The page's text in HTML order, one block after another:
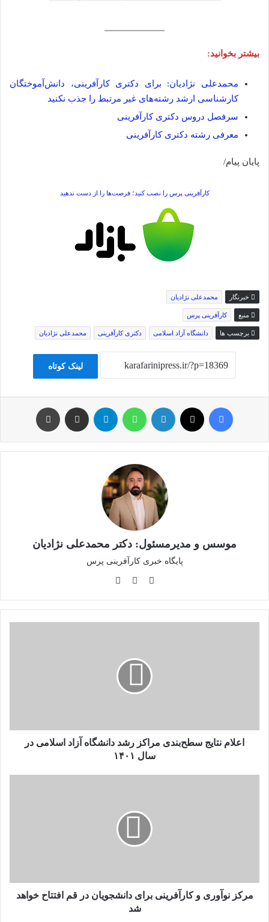
بیشتر بخوانید:
­­­­­محمدعلی نژادیان: برای دکتری کارآفرینی، دانش‌آموختگان
کارشناسی ارشد رشته‌های غیر مرتبط را جذب نکنید
سرفصل دروس دکتری کارآفرینی
معرفی رشته دکتری کارآفرینی
پایان پیام/
کارآفرینی پرس را نصب کنید؛ فرصت‌ها را از دست ندهید
خبرنگار محمدعلی نژادیان
منبع کارآفرینی پرس
برچسب ها دانشگاه آزاد اسلامی دکتری کارآفرینی محمدعلی نژادیان
لینک کوتاه
فیس بوک لینکدین تلگرام اشتراک گذاری از طریق ایمیل
موسس و مدیرمسئول: دکتر محمدعلی نژادیان
پایگاه خبری کارآفرینی پرس
وبسایتلینکدین
در
اعلام نتایج سطح‌بندی مراکز رشد دانشگاه آزاد اسلامی در
سال ۱۴۰۱
افتتاح
خواهد
مرکز نوآوری و کارآفرینی برای دانشجویان در قم افتتاح خواهد
شد